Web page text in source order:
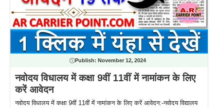
Publish: November 12, 2024
नवोदय विधालय में कक्षा 9वीं 11वीं में नामांकन के लिए
करें आवेदन
नवोदय विधालय में कक्षा 9वीं 11वीं में नामांकन के लिए करें आवेदन:-नवोदय विद्यालय